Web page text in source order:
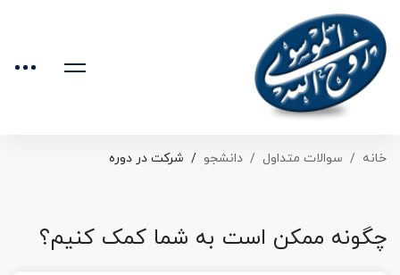
خانه سوالات متداول دانشجو شرکت در دوره
چگونه ممکن است به شما کمک کنیم؟